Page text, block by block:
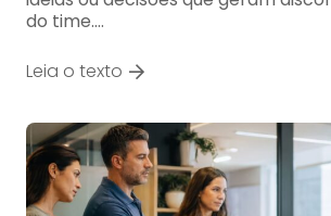
do time.…
Leia o texto